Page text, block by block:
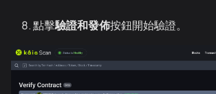
點擊驗證和發佈按鈕開始驗證。